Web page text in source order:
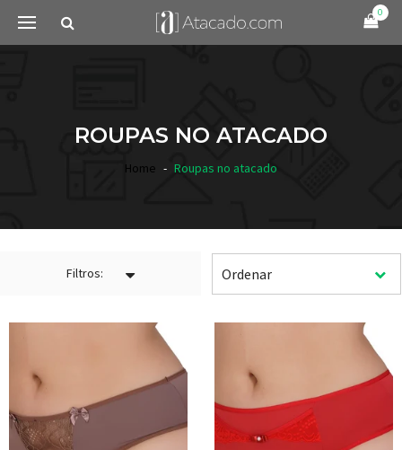
0
ROUPAS NO ATACADO
Home Roupas no atacado
Filtros: